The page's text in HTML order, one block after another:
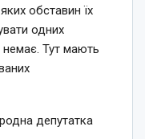
обставин їх
одних
Тут мають
депутатка